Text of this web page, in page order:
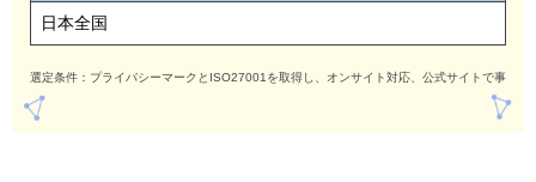
日本全国
選定条件：プライバシーマークとISO27001を取得し、オンサイト対応、公式サイトで事例